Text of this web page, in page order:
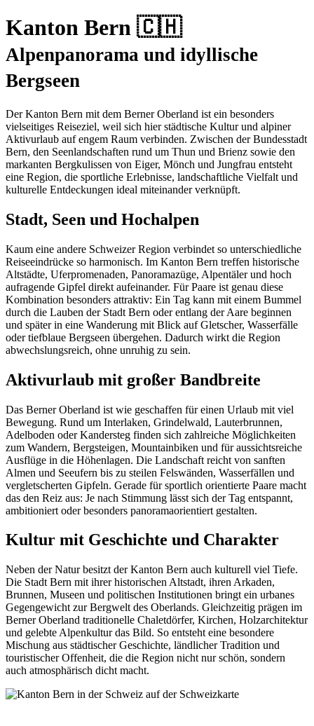
Kanton Bern 🇨🇭
Alpenpanorama und idyllische
Bergseen
Der Kanton Bern mit dem Berner Oberland ist ein besonders
vielseitiges Reiseziel, weil sich hier städtische Kultur und alpiner
Aktivurlaub auf engem Raum verbinden. Zwischen der Bundesstadt
Bern, den Seenlandschaften rund um Thun und Brienz sowie den
markanten Bergkulissen von Eiger, Mönch und Jungfrau entsteht
eine Region, die sportliche Erlebnisse, landschaftliche Vielfalt und
kulturelle Entdeckungen ideal miteinander verknüpft.
Stadt, Seen und Hochalpen
Kaum eine andere Schweizer Region verbindet so unterschiedliche
Reiseeindrücke so harmonisch. Im Kanton Bern treffen historische
Altstädte, Uferpromenaden, Panoramazüge, Alpentäler und hoch
aufragende Gipfel direkt aufeinander. Für Paare ist genau diese
Kombination besonders attraktiv: Ein Tag kann mit einem Bummel
durch die Lauben der Stadt Bern oder entlang der Aare beginnen
und später in eine Wanderung mit Blick auf Gletscher, Wasserfälle
oder tiefblaue Bergseen übergehen. Dadurch wirkt die Region
abwechslungsreich, ohne unruhig zu sein.
Aktivurlaub mit großer Bandbreite
Das Berner Oberland ist wie geschaffen für einen Urlaub mit viel
Bewegung. Rund um Interlaken, Grindelwald, Lauterbrunnen,
Adelboden oder Kandersteg finden sich zahlreiche Möglichkeiten
zum Wandern, Bergsteigen, Mountainbiken und für aussichtsreiche
Ausflüge in die Höhenlagen. Die Landschaft reicht von sanften
Almen und Seeufern bis zu steilen Felswänden, Wasserfällen und
vergletscherten Gipfeln. Gerade für sportlich orientierte Paare macht
das den Reiz aus: Je nach Stimmung lässt sich der Tag entspannt,
ambitioniert oder besonders panoramaorientiert gestalten.
Kultur mit Geschichte und Charakter
Neben der Natur besitzt der Kanton Bern auch kulturell viel Tiefe.
Die Stadt Bern mit ihrer historischen Altstadt, ihren Arkaden,
Brunnen, Museen und politischen Institutionen bringt ein urbanes
Gegengewicht zur Bergwelt des Oberlands. Gleichzeitig prägen im
Berner Oberland traditionelle Chaletdörfer, Kirchen, Holzarchitektur
und gelebte Alpenkultur das Bild. So entsteht eine besondere
Mischung aus städtischer Geschichte, ländlicher Tradition und
touristischer Offenheit, die die Region nicht nur schön, sondern
auch atmosphärisch dicht macht.